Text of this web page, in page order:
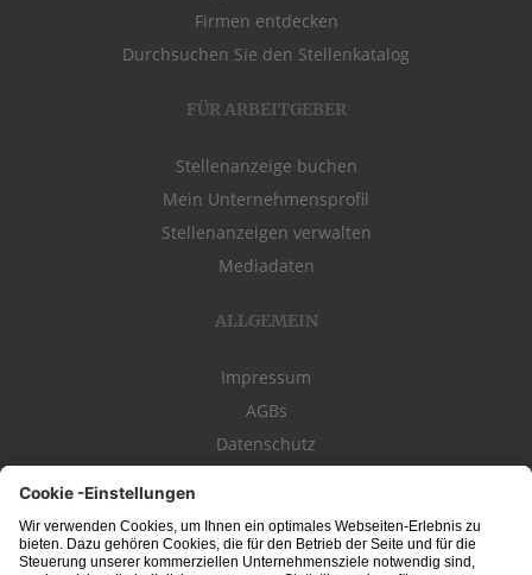
Firmen entdecken
Durchsuchen Sie den Stellenkatalog
FÜR ARBEITGEBER
Stellenanzeige buchen
Mein Unternehmensprofil
Stellenanzeigen verwalten
Mediadaten
ALLGEMEIN
Impressum
AGBs
Datenschutz